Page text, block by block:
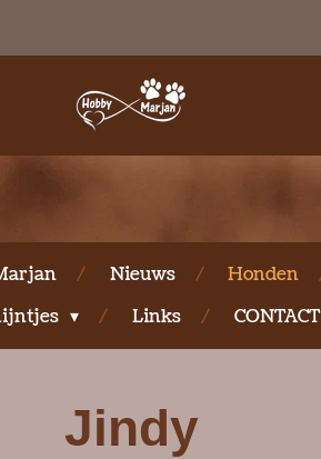
Nieuws Honden
Links CONTACT
Jindy